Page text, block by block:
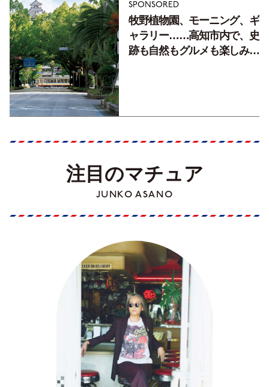
SPONSORED
牧野植物園、モーニング、ギ
ャラリー……高知市内で、史
跡も自然もグルメも楽しみ尽
注目のマチュア
JUNKO ASANO